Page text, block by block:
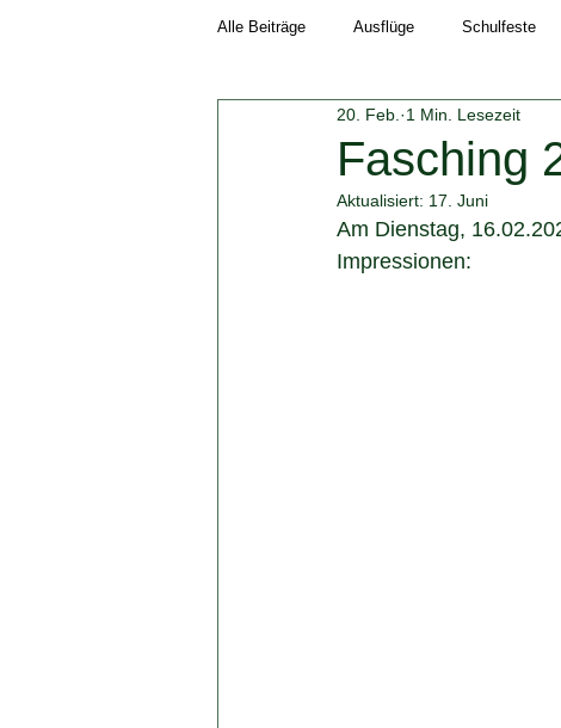
Alle Beiträge Ausflüge Schulfeste
Schuljahr 2018/19 Neuigkeiten
Schuljahr 2023/24 Schuljahr 2024/25
Fasching
20. Feb. 1 Min. Lesezeit
Aktualisiert: 17. Juni
Am Dienstag,
Impressionen: